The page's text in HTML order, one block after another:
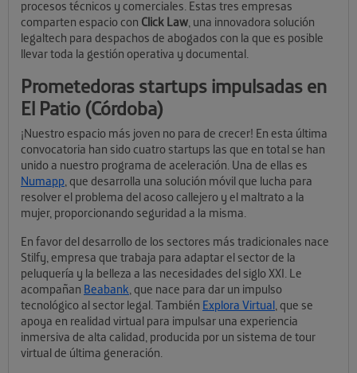
procesos técnicos y comerciales. Estas tres empresas
comparten espacio con Click Law, una innovadora solución
legaltech para despachos de abogados con la que es posible
llevar toda la gestión operativa y documental.
Prometedoras startups impulsadas en
El Patio (Córdoba)
¡Nuestro espacio más joven no para de crecer! En esta última
convocatoria han sido cuatro startups las que en total se han
unido a nuestro programa de aceleración. Una de ellas es
Numapp, que desarrolla una solución móvil que lucha para
resolver el problema del acoso callejero y el maltrato a la
mujer, proporcionando seguridad a la misma.
En favor del desarrollo de los sectores más tradicionales nace
Stilfy, empresa que trabaja para adaptar el sector de la
peluquería y la belleza a las necesidades del siglo XXI. Le
acompañan Beabank, que nace para dar un impulso
tecnológico al sector legal. También Explora Virtual, que se
apoya en realidad virtual para impulsar una experiencia
inmersiva de alta calidad, producida por un sistema de tour
virtual de última generación.